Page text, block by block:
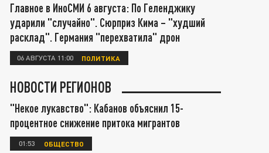
Главное в ИноСМИ 6 августа: По Геленджику
ударили "случайно". Сюрприз Кима – "худший
расклад". Германия "перехватила" дрон
06 АВГУСТА 11:00 ПОЛИТИКА
НОВОСТИ РЕГИОНОВ
"Некое лукавство": Кабанов объяснил 15-
процентное снижение притока мигрантов
01:53 ОБЩЕСТВО